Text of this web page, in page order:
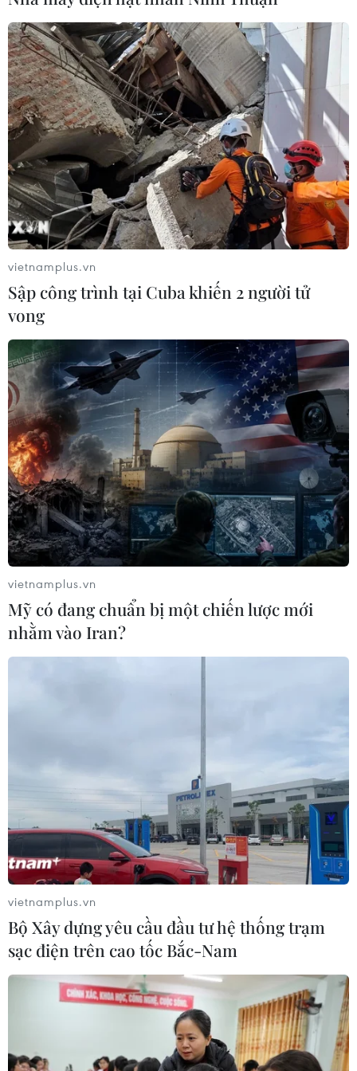
TIN CÙNG CHUYÊN MỤC
Liên hợp quốc kêu gọi chấm dứt tấn
vietnamplus.vn
Sập công trình tại Cuba khiến 2 người tử
vong
vietnamplus.vn
Mỹ có đang chuẩn bị một chiến lược mới
nhằm vào Iran?
vietnamplus.vn
Bộ Xây dựng yêu cầu đầu tư hệ thống trạm
sạc điện trên cao tốc Bắc-Nam